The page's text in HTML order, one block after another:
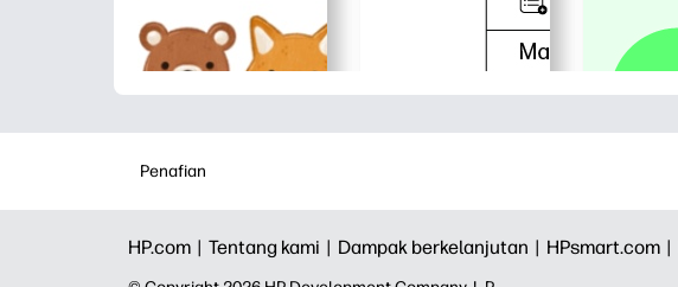
Penafian
HP.com | Tentang kami | Dampak berkelanjutan | HPsmart.com |